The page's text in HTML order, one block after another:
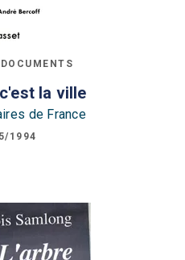
la ville
de France
1994